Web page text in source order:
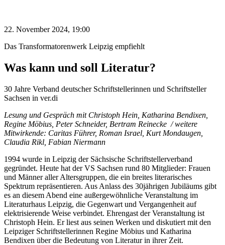
22. November 2024, 19:00
Das Transformatorenwerk Leipzig empfiehlt
Was kann und soll Literatur?
30 Jahre Verband deutscher Schriftstellerinnen und Schriftsteller
Sachsen in ver.di
Lesung und Gespräch mit Christoph Hein, Katharina Bendixen,
Regine Möbius, Peter Schneider, Bertram Reinecke / weitere
Mitwirkende: Caritas Führer, Roman Israel, Kurt Mondaugen,
Claudia Rikl, Fabian Niermann
1994 wurde in Leipzig der Sächsische Schriftstellerverband
gegründet. Heute hat der VS Sachsen rund 80 Mitglieder: Frauen
und Männer aller Altersgruppen, die ein breites literarisches
Spektrum repräsentieren. Aus Anlass des 30jährigen Jubiläums gibt
es an diesem Abend eine außergewöhnliche Veranstaltung im
Literaturhaus Leipzig, die Gegenwart und Vergangenheit auf
elektrisierende Weise verbindet. Ehrengast der Veranstaltung ist
Christoph Hein. Er liest aus seinen Werken und diskutiert mit den
Leipziger Schriftstellerinnen Regine Möbius und Katharina
Bendixen über die Bedeutung von Literatur in ihrer Zeit.